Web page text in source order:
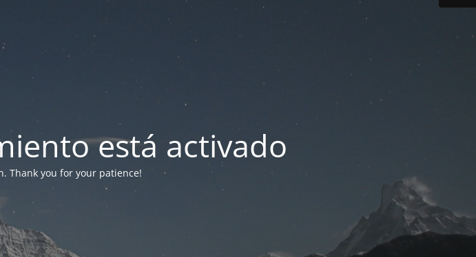
está activado
Thank you for your patience!